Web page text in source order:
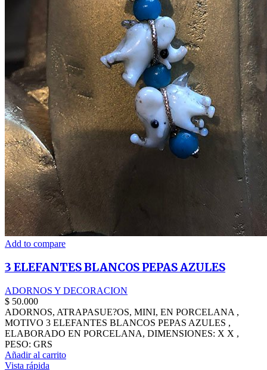
Add to compare
3 ELEFANTES BLANCOS PEPAS AZULES
ADORNOS Y DECORACION
$ 50.000
ADORNOS, ATRAPASUE?OS, MINI, EN PORCELANA ,
MOTIVO 3 ELEFANTES BLANCOS PEPAS AZULES ,
ELABORADO EN PORCELANA, DIMENSIONES: X X ,
PESO: GRS
Añadir al carrito
Vista rápida